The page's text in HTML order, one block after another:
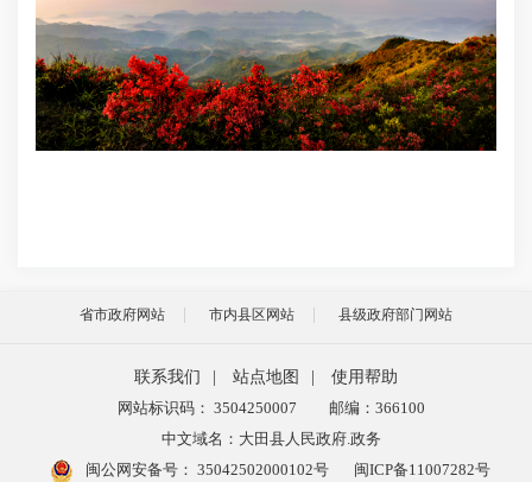
省市政府网站 市内县区网站 县级政府部门网站
联系我们 站点地图
使用帮助
网站标识码： 3504250007
邮编：366100
中文域名：大田县人民政府.政务
闽公网安备号： 35042502000102号 闽ICP备11007282号